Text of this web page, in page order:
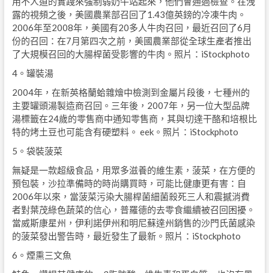
露的視頻之後，美國農業部召回了1.43億英鎊的冷凍牛肉。
2006年至2008年，美國有20多人牛肉召回，最近召回了6月
份的召回：在7月第四次之前，美國農業部從全球生產者推出
了大規模召回的大腸桿菌受影響的牛肉。照片：iStockphoto
4。罐裝湯
2004年，在新英格蘭蛤雜燴中檢測到金屬片段後，七種州的
主要罐頭湯製造商召回。三年後，2007年，另一位大型品牌
湯標籤在24歲的零售商中通知零售商，其與切達干酪和培根比
特的烤土豆也可能含有硬塑料。 eek。照片：iStockphoto
5。袋裝菠菜
無疑是一款超級食品，用眾多滋養的維生素，菠菜，在方便的
預包裝，沙拉準備時的時尚購買時，可能比健康更有害：自
2006年以來，當菠菜污染大腸桿菌細菌殺死三人和震撼消費
者對葉茂綠色蔬菜的信心，普羅德的去零食繼續被召回困擾。
當威斯康星州，伊利諾伊州和明尼蘇達州銷售的沙門氏菌感染
的菠菜發出警告時，最近發生了最新。照片：iStockphoto
6。煙熏三文魚